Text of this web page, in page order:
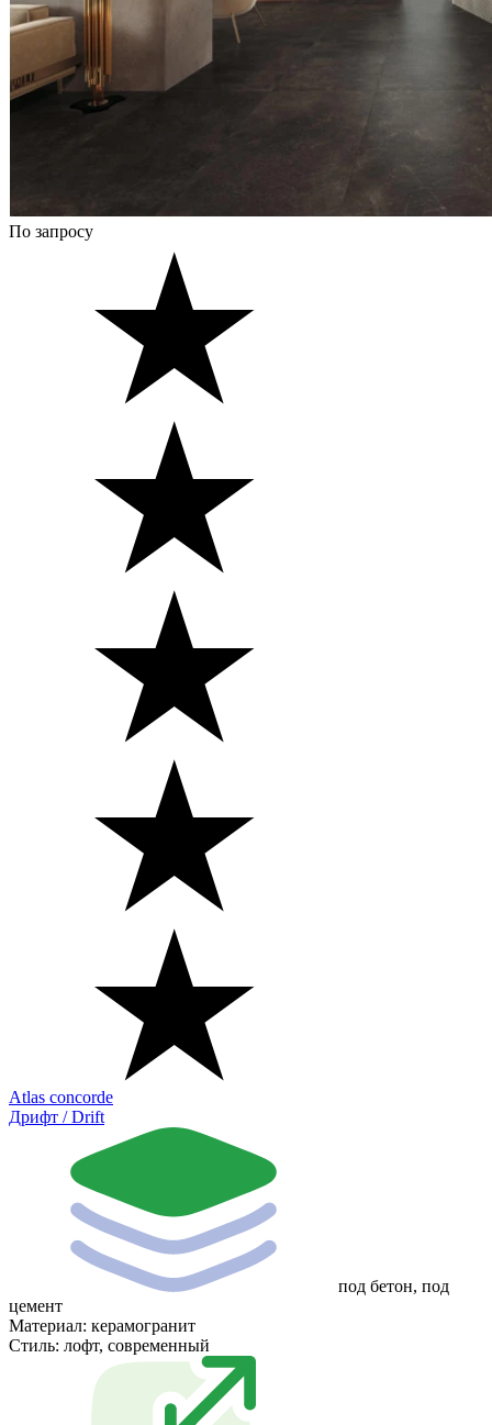
По запросу
Atlas concorde
Дрифт / Drift
под бетон, под
цемент
Материал: керамогранит
Стиль: лофт, современный